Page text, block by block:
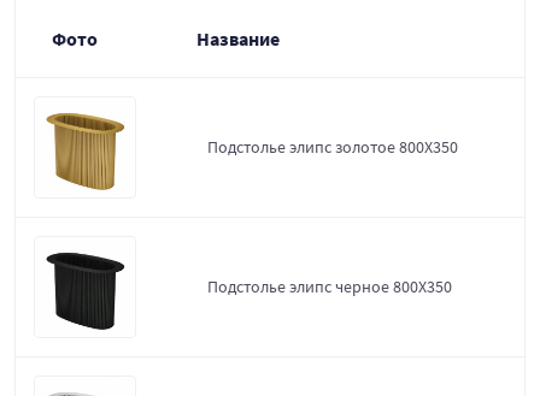
Фото Название
Подстолье элипс золотое 800Х350
Подстолье элипс черное 800Х350